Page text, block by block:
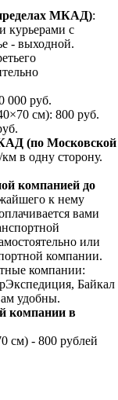
МКАД):
курьерами с
- выходной.
000 руб.
см): 800 руб.
(по Московской
в одну сторону.
компанией до
к нему
вами
или
компании.
компании:
Байкал
удобны.
компании в
см) - 800 рублей